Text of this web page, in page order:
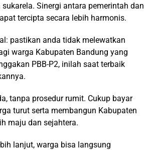
Sinergi antara pemerintah dan
tercipta secara lebih harmonis.
pastikan anda tidak melewatkan
warga Kabupaten Bandung yang
PBB-P2, inilah saat terbaik
tanpa prosedur rumit. Cukup bayar
turut serta membangun Kabupaten
maju dan sejahtera.
lanjut, warga bisa langsung